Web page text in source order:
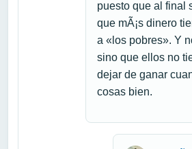
puesto que al final
que mÃ¡s dinero
a «los pobres». Y
sino que ellos no
dejar de ganar
cosas bien.